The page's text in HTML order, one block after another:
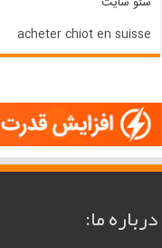
acheter chiot en suisse
درباره ما: